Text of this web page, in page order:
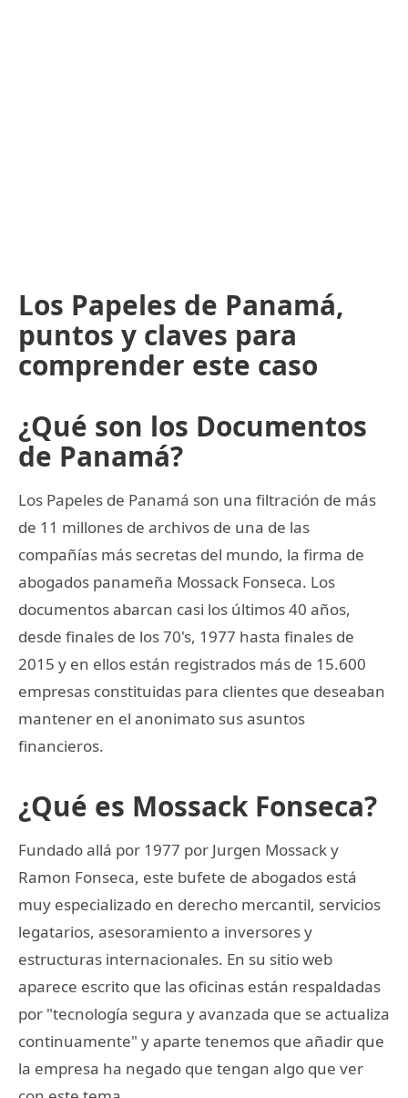
Los Papeles de Panamá,
puntos y claves para
comprender este caso
¿Qué son los Documentos
de Panamá?
Los Papeles de Panamá son una filtración de más
de 11 millones de archivos de una de las
compañías más secretas del mundo, la firma de
abogados panameña Mossack Fonseca. Los
documentos abarcan casi los últimos 40 años,
desde finales de los 70's, 1977 hasta finales de
2015 y en ellos están registrados más de 15.600
empresas constituidas para clientes que deseaban
mantener en el anonimato sus asuntos
financieros.
¿Qué es Mossack Fonseca?
Fundado allá por 1977 por Jurgen Mossack y
Ramon Fonseca, este bufete de abogados está
muy especializado en derecho mercantil, servicios
legatarios, asesoramiento a inversores y
estructuras internacionales. En su sitio web
aparece escrito que las oficinas están respaldadas
por "tecnología segura y avanzada que se actualiza
continuamente" y aparte tenemos que añadir que
la empresa ha negado que tengan algo que ver